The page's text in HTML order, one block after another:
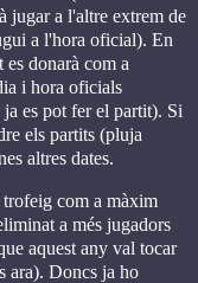
jugar a l'altre extrem de
a l'hora oficial). En
donarà com a
i hora oficials
es pot fer el partit). Si
els partits (pluja
altres dates.
trofeig com a màxim
a més jugadors
aquest any val tocar
ara). Doncs ja ho